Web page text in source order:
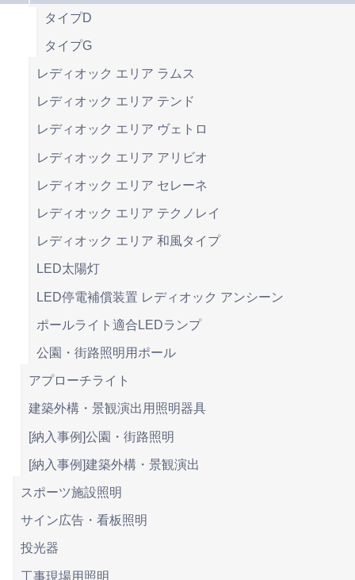
タイプD
タイプG
レディオック エリア ラムス
レディオック エリア テンド
レディオック エリア ヴェトロ
レディオック エリア アリビオ
レディオック エリア セレーネ
レディオック エリア テクノレイ
レディオック エリア 和風タイプ
LED太陽灯
LED停電補償装置 レディオック アンシーン
ポールライト適合LEDランプ
公園・街路照明用ポール
アプローチライト
建築外構・景観演出用照明器具
[納入事例]公園・街路照明
[納入事例]建築外構・景観演出
スポーツ施設照明
サイン広告・看板照明
投光器
工事現場用照明